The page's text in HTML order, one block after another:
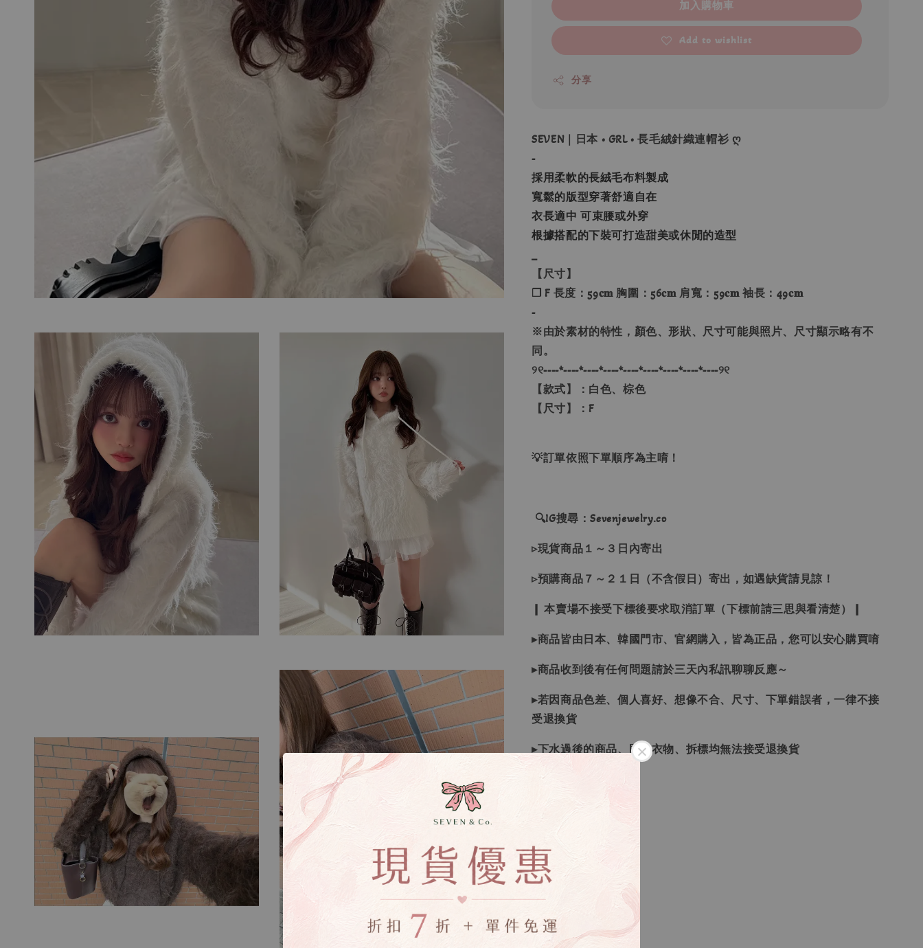
加入購物車
Add to wishlist
分享
SEVEN｜日本 • GRL • 長毛絨針織連帽衫 ღ
-
採用柔軟的長絨毛布料製成
寬鬆的版型穿著舒適自在
衣長適中 可束腰或外穿
根據搭配的下裝可打造甜美或休閒的造型
【尺寸】
❐ F 長度：59𝐜𝐦 胸圍：56𝐜𝐦 肩寬：59𝐜𝐦 袖長：49𝐜𝐦
-
※由於素材的特性，顏色、形狀、尺寸可能與照片、尺寸顯示略有不
同。
୨୧----*----*----*----*----*----*----*----*----୨୧
【款式】：白色、棕色
【尺寸】：F
💡訂單依照下單順序為主唷！
🔍IG搜尋：Sevenjewelry.co
▹現貨商品１～３日內寄出
▹預購商品７～２１日（不含假日）寄出，如遇缺貨請見諒！
❙ 本賣場不接受下標後要求取消訂單（下標前請三思與看清楚）❙
▸商品皆由日本、韓國門市、官網購入，皆為正品，您可以安心購買唷
▸商品收到後有任何問題請於三天內私訊聊聊反應～
▸若因商品色差、個人喜好、想像不合、尺寸、下單錯誤者，一律不接
受退換貨
▸下水過後的商品、貼身衣物、拆標均無法接受退換貨